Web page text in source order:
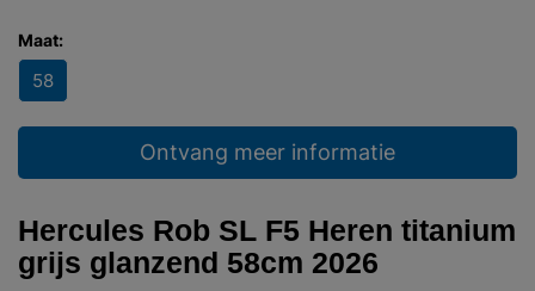
Maat:
58
Ontvang meer informatie
Hercules Rob SL F5 Heren titanium
grijs glanzend 58cm 2026